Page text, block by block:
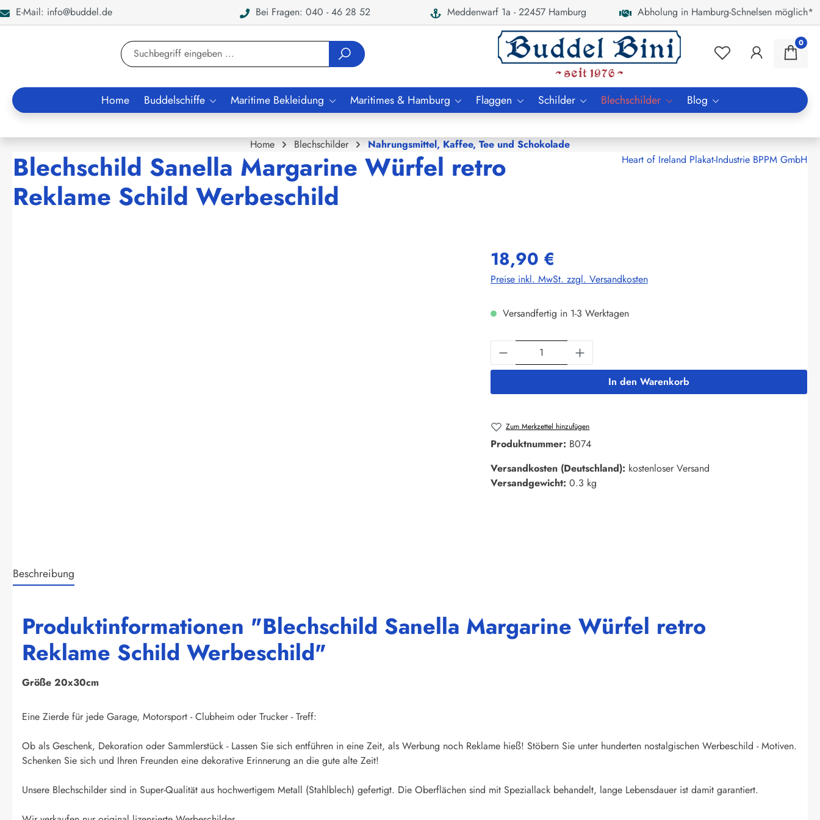
Zur Suche springen
E-Mail: info@buddel.de Bei Fragen: 040 - 46 28 52 Meddenwarf 1a - 22457 Hamburg Abholung in Hamburg-Schnelsen möglich*
0
Home Buddelschiffe Maritime Bekleidung Maritimes & Hamburg Flaggen Schilder Blechschilder Blog
Home Blechschilder Nahrungsmittel, Kaffee, Tee und Schokolade
Blechschild Sanella Margarine Würfel retro
Reklame Schild Werbeschild
Heart of Ireland Plakat-Industrie BPPM GmbH
18,90 €
Preise inkl. MwSt. zzgl. Versandkosten
Versandfertig in 1-3 Werktagen
Produkt Anzahl: Gib den gewünschten Wert ein
In den Warenkorb
Zum Merkzettel hinzufügen
Produktnummer: B074
Versandkosten (Deutschland): kostenloser Versand
Versandgewicht: 0.3 kg
Beschreibung
Produktinformationen "Blechschild Sanella Margarine Würfel retro
Reklame Schild Werbeschild"
Größe 20x30cm
Eine Zierde für jede Garage, Motorsport - Clubheim oder Trucker - Treff:
Ob als Geschenk, Dekoration oder Sammlerstück - Lassen Sie sich entführen in eine Zeit, als Werbung noch Reklame hieß! Stöbern Sie unter hunderten nostalgischen Werbeschild - Motiven.
Schenken Sie sich und Ihren Freunden eine dekorative Erinnerung an die gute alte Zeit!
Unsere Blechschilder sind in Super-Qualität aus hochwertigem Metall (Stahlblech) gefertigt. Die Oberflächen sind mit Speziallack behandelt, lange Lebensdauer ist damit garantiert.